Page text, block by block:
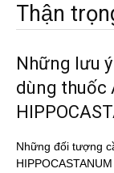
Thận
Những lưu
dùng thuốc
Những đối tượng